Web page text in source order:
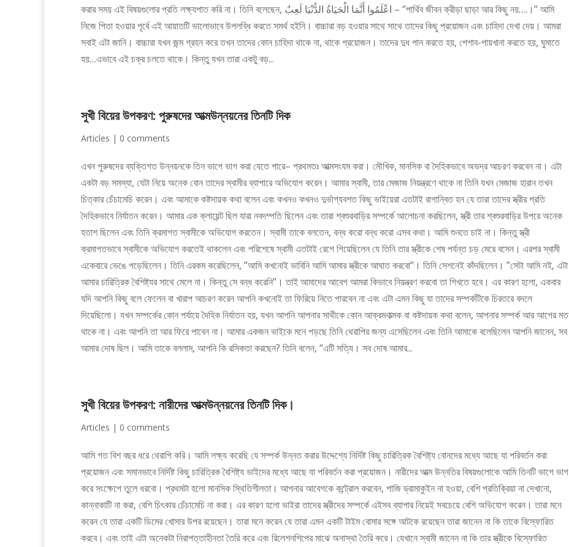
করার সময় এই বিষয়গুলোর প্রতি লক্ষ্যপাত করি না। তিনি বলেছেন, اعْلَمُوا أَنَّمَا الْحَيَاةُ الدُّنْيَا لَعِبٌ – ‘’পার্থিব জীবন ক্রীড়া ছাড়া আর কিছু নয়….।’’ আমি
নিজে পিতা হওয়ার পূর্বে এই আয়াতটি ভালোভাবে উপলব্ধি করতে সমর্থ হইনি। বাচ্চারা বড় হওয়ার সাথে সাথে তাদের কিছু প্রয়োজন এবং চাহিদা দেখা দেয়। আমরা
সবাই এটা জানি। বাচ্চারা যখন জন্ম গ্রহন করে তখন তাদের কোন চাহিদা থাকে না, থাকে প্রয়োজন। তাদের দুধ পান করতে হয়, পেশাব-পায়খানা করতে হয়, ঘুমাতে
হয়…এভাবে এই চক্র চলতে থাকে। কিন্তু যখন তারা একটু বড়...
সুখী বিয়ের উপকরণ: পুরুষদের আত্মউন্নয়নের তিনটি দিক
Articles | 0 comments
এখন পুরুষদের ব্যক্তিগত উন্নয়নকে তিন ভাগে ভাগ করা যেতে পারে– প্রথমতঃ আত্মসংযম করা। মৌখিক, মানসিক বা দৈহিকভাবে অভদ্র আচরণ করবেন না। এটা
একটা বড় সমস্যা, যেটা নিয়ে অনেক বোন তাদের স্বামীর ব্যাপারে অভিযোগ করেন। আমার স্বামী, তার মেজাজ নিয়ন্ত্রণে থাকে না তিনি যখন মেজাজ হারান তখন
চিত্কার চেঁচামেচি করেন। এবং আমাকে কষ্টদায়ক কথা বলেন এবং কখনও কখনও দুর্ভাগ্যবশত কিছু ভাইয়েরা এতটাই রাগান্বিত হন যে তারা তাদের স্ত্রীর প্রতি
দৈহিকভাবে নির্যাতন করেন। আমার এক ক্লায়েন্ট ছিল যারা নবদম্পতি ছিলেন এবং তারা শ্বশুরবাড়ির সম্পর্কে আলোচনা করছিলেন, স্ত্রী তার শ্বশুরবাড়ির উপরে অনেক
হতাশ ছিলেন এবং তিনি ক্রমাগত স্বামীকে অভিযোগ করতেন। স্বামী তাকে বলতেন, বন্ধ করো বন্ধ করো এসব কথা। আমি শুনতে চাই না। কিন্তু স্ত্রী
ক্রমাগতভাবে স্বামীকে অভিযোগ করতেই থাকলেন এবং পরিশেষে স্বামী এতটাই রেগে গিয়েছিলেন যে তিনি তার স্ত্রীকে শেষ পর্যন্ত চড় মেরে বসেন। এরপর স্বামী
একেবারে ভেঙে পড়েছিলেন। তিনি এরকম করেছিলেন, ”আমি কখনোই ভাবিনি আমি আমার স্ত্রীকে আঘাত করবো”। তিনি সেশনেই কাঁদছিলেন। ”সেটা আমি নই, এটা
আমার চারিত্রিক বৈশিষ্ট্যর সাথে মেলে না। কিন্তু সে বন্ধ করেনি”। তাই আমাদের আবেগ আমরা কিভাবে নিয়ন্ত্রণ করবো তা শিখতে হবে। এর কারণ হলো, একবার
যদি আপনি কিছু বলে ফেলেন বা খারাপ আচরণ করেন আপনি কখনোই তা ফিরিয়ে নিতে পারবেন না এবং এটা এমন কিছু যা তাদের সম্পর্কটিকে চিরতরে বদলে
দিয়েছিলো। যখন সম্পর্কের কোন পর্যায়ে দৈহিক নির্যাতন হয়, যখন আপনি আপনার সাথীকে কোন আক্রমণাত্মক বা কষ্টদায়ক কথা বলেন, আপনার সম্পর্ক আর আগের মত
থাকে না। এবং আপনি তা আর ফিরে পাবেন না। আমার একজন ভাইকে মনে পড়ছে তিনি থেরাপির জন্য এসেছিলেন এবং তিনি আমাকে বলেছিলেন আপনি জানেন, সব
আমার দোষ ছিল। আমি তাকে বললাম, আপনি কি রসিকতা করছেন? তিনি বলেন, “এটি সত্যি। সব দোষ আমার...
সুখী বিয়ের উপকরণ: নারীদের আত্মউন্নয়নের তিনটি দিক।
Articles | 0 comments
আমি গত বিশ বছর ধরে থেরাপি করি। আমি লক্ষ্য করেছি যে সম্পর্ক উন্নত করার উদ্দেশ্যে নির্দিষ্ট কিছু চারিত্রিক বৈশিষ্ট্য বোনদের মধ্যে আছে যা পরিবর্তন করা
প্রয়োজন এবং সমানভাবে নির্দিষ্ট কিছু চারিত্রিক বৈশিষ্ট্য ভাইদের মধ্যে আছে যা পরিবর্তন করা প্রয়োজন। নারীদের আত্ম উন্নতির বিষয়গুলোকে আমি তিনটি ভাগে ভাগ
করে সংক্ষেপে তুলে ধরবো। প্রথমটা হলো মানসিক স্থিতিশীলতা। আপনার আবেগকে কন্ট্রোল করবেন, পাজি ড্রামাকুইন না হওয়া, বেশি প্রতিক্রিয়া না দেখানো,
কান্নাকাটি না করা, বেশি চিৎকার চেঁচামেচি না করা। এর কারণ হলো ভাইরা তাদের স্ত্রীদের সম্পর্কে এইসব ব্যাপার নিয়েই সবচেয়ে বেশি অভিযোগ করেন। তারা মনে
করেন যে তারা একটি ডিমের খোসার উপর রয়েছেন। তারা মনে করেন যে তারা এমন একটি টাইম বোমার সঙ্গে আটকে রয়েছেন তারা জানেন না কি তাকে বিস্ফোরিত
করবে। এবং তাই এটা অনেকটা নিরাপত্তাহীনতা তৈরি করে এবং রিলেশনশিপের মাঝে অনাস্থা তৈরি করে। যেখানে স্বামী জানেন না কি তার স্ত্রীকে বিস্ফোরিত